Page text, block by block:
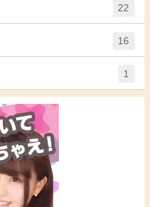
22
16
1